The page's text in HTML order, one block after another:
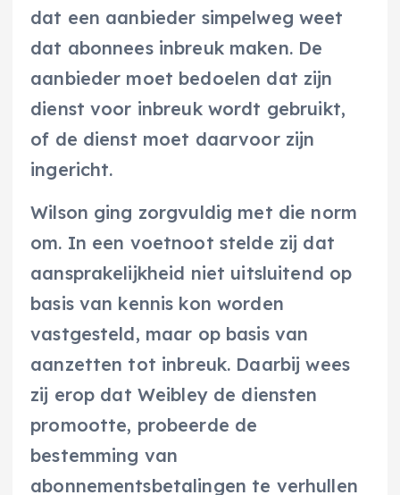
dat een aanbieder simpelweg weet
dat abonnees inbreuk maken. De
aanbieder moet bedoelen dat zijn
dienst voor inbreuk wordt gebruikt,
of de dienst moet daarvoor zijn
ingericht.
Wilson ging zorgvuldig met die norm
om. In een voetnoot stelde zij dat
aansprakelijkheid niet uitsluitend op
basis van kennis kon worden
vastgesteld, maar op basis van
aanzetten tot inbreuk. Daarbij wees
zij erop dat Weibley de diensten
promootte, probeerde de
bestemming van
abonnementsbetalingen te verhullen